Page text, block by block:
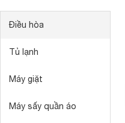
Điều hòa
Tủ lạnh
Máy giặt
Máy sấy quần áo